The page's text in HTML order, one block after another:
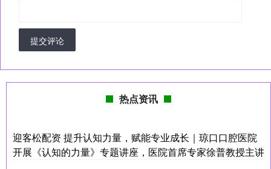
提交评论
热点资讯
迎客松配资 提升认知力量，赋能专业成长｜琼口口腔医院
开展《认知的力量》专题讲座，医院首席专家徐普教授主讲